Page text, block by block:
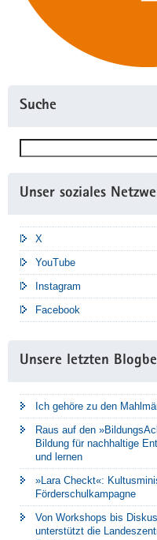
Suche
Suchen
Unser soziales
X
YouTube
Instagram
Facebook
Unsere letzten
Ich gehöre zu den
Raus auf den
Bildung für nachhaltige
und lernen
»Lara Checkt«:
Förderschulkampagne
Von Workshops bis
unterstützt die